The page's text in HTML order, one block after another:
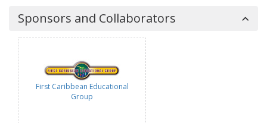
Sponsors and Collaborators
First Caribbean Educational
Group